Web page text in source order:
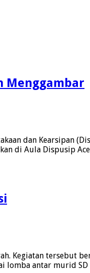
Menggambar
dan Kearsipan
di Aula Dispusip
Kegiatan tersebut
antar murid SD